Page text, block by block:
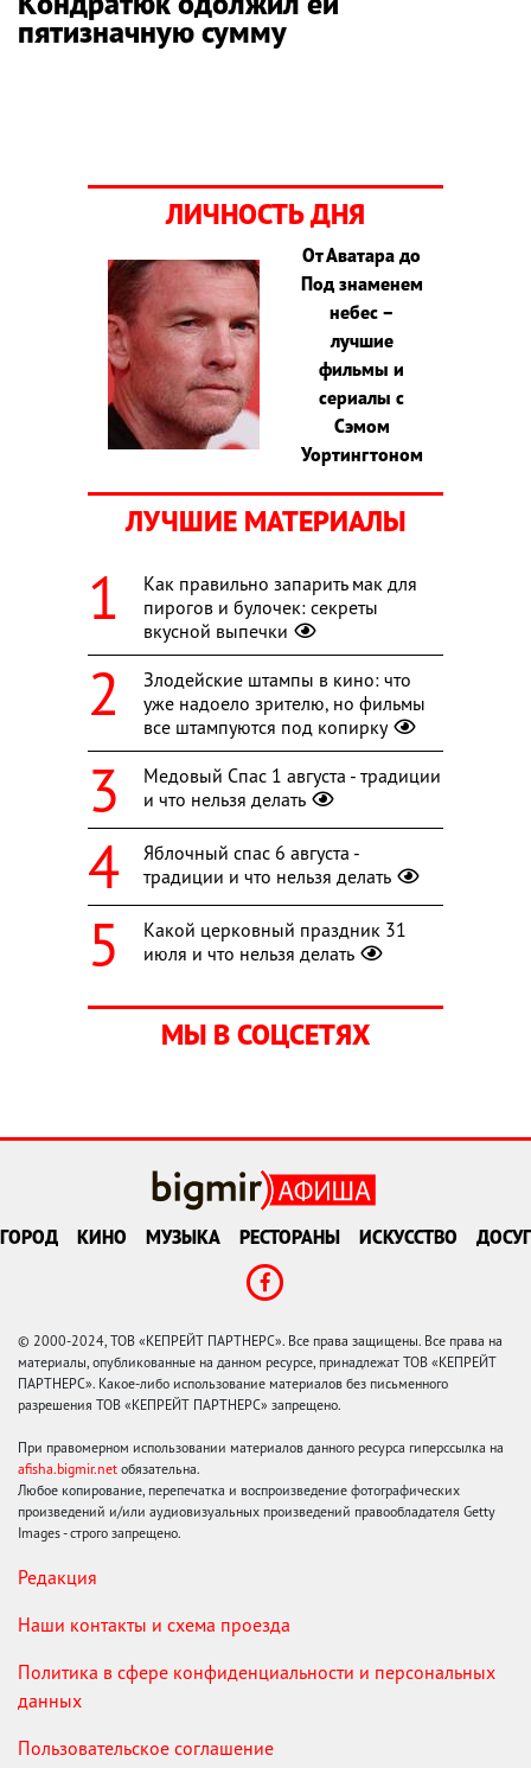
пятизначную сумму
ЛИЧНОСТЬ ДНЯ
От Аватара до
Под знаменем
небес –
лучшие
фильмы и
сериалы с
Сэмом
Уортингтоном
ЛУЧШИЕ МАТЕРИАЛЫ
Как правильно запарить мак для
пирогов и булочек: секреты
вкусной выпечки
Злодейские штампы в кино: что
уже надоело зрителю, но фильмы
все штампуются под копирку
Медовый Спас 1 августа - традиции
и что нельзя делать
Яблочный спас 6 августа -
традиции и что нельзя делать
Какой церковный праздник 31
июля и что нельзя делать
МЫ В СОЦСЕТЯХ
ГОРОД КИНО МУЗЫКА РЕСТОРАНЫ ИСКУССТВО ДОСУГ
© 2000-2024, ТОВ «КЕПРЕЙТ ПАРТНЕРС». Все права защищены. Все права на
материалы, опубликованные на данном ресурсе, принадлежат ТОВ «КЕПРЕЙТ
ПАРТНЕРС». Какое-либо использование материалов без письменного
разрешения ТОВ «КЕПРЕЙТ ПАРТНЕРС» запрещено.
При правомерном использовании материалов данного ресурса гиперссылка на
afisha.bigmir.net обязательна.
Любое копирование, перепечатка и воспроизведение фотографических
произведений и/или аудиовизуальных произведений правообладателя Getty
Images - строго запрещено.
Редакция
Наши контакты и схема проезда
Политика в сфере конфиденциальности и персональных
данных
Пользовательское соглашение